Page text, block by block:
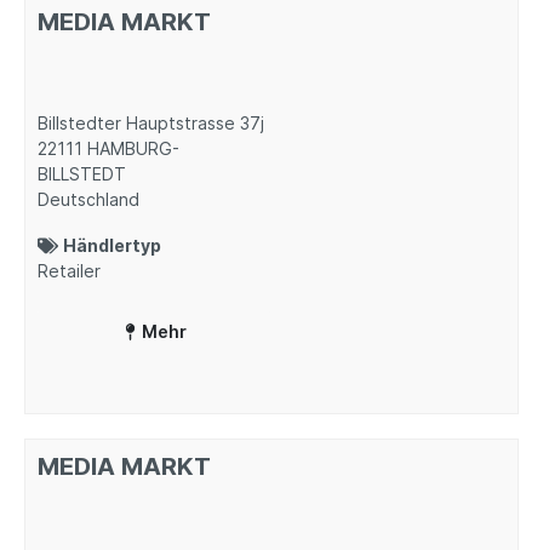
MEDIA MARKT
Billstedter Hauptstrasse 37j
22111 HAMBURG-
BILLSTEDT
Deutschland
Händlertyp
Retailer
Mehr
MEDIA MARKT